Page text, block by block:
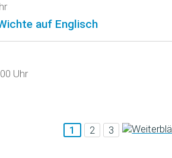
auf Englisch
Uhr
1 2 3